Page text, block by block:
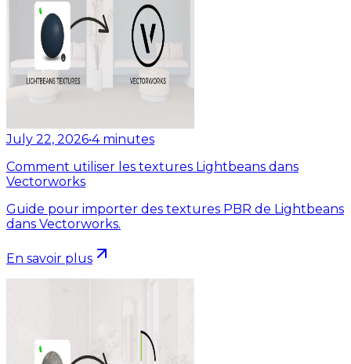
July 22, 2026•4 minutes
Comment utiliser les textures Lightbeans dans
Vectorworks
Guide pour importer des textures PBR de Lightbeans
dans Vectorworks.
En savoir plus